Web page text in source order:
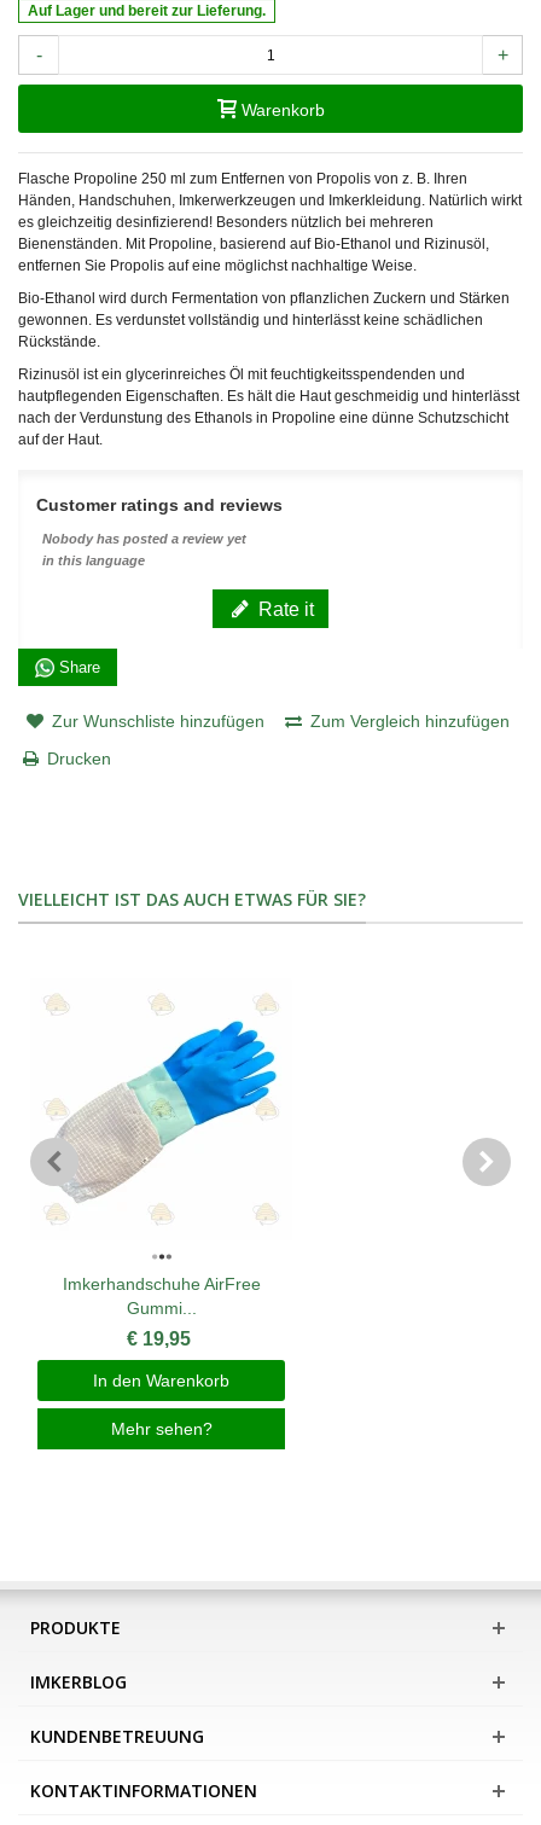
Auf Lager und bereit zur Lieferung.
- +
Warenkorb
Flasche Propoline 250 ml zum Entfernen von Propolis von z. B. Ihren
Händen, Handschuhen, Imkerwerkzeugen und Imkerkleidung. Natürlich wirkt
es gleichzeitig desinfizierend! Besonders nützlich bei mehreren
Bienenständen. Mit Propoline, basierend auf Bio-Ethanol und Rizinusöl,
entfernen Sie Propolis auf eine möglichst nachhaltige Weise.
Bio-Ethanol wird durch Fermentation von pflanzlichen Zuckern und Stärken
gewonnen. Es verdunstet vollständig und hinterlässt keine schädlichen
Rückstände.
Rizinusöl ist ein glycerinreiches Öl mit feuchtigkeitsspendenden und
hautpflegenden Eigenschaften. Es hält die Haut geschmeidig und hinterlässt
nach der Verdunstung des Ethanols in Propoline eine dünne Schutzschicht
auf der Haut.
Customer ratings and reviews
Nobody has posted a review yet
in this language
Rate it
Share
Zur Wunschliste hinzufügen
Zum Vergleich hinzufügen
Drucken
VIELLEICHT IST DAS AUCH ETWAS FÜR SIE?
Imkerhandschuhe AirFree
Gummi...
€ 19,95
In den Warenkorb
Mehr sehen?
PRODUKTE
IMKERBLOG
KUNDENBETREUUNG
KONTAKTINFORMATIONEN